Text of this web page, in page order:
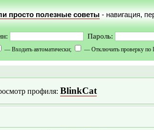
просто полезные советы - навигация,
Пароль:
— Входить автоматически; — Отключить проверку по
профиля: BlinkCat